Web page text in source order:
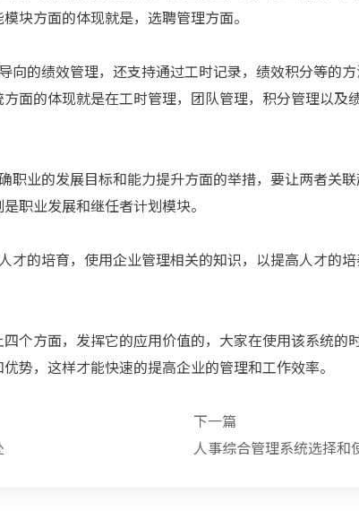
块方面的体现就是，选聘管理方面。
向的绩效管理，还支持通过工时记录，绩效积分等的
面的体现就是在工时管理，团队管理，积分管理以及
职业的发展目标和能力提升方面的举措，要让两者关
职业发展和继任者计划模块。
才的培育，使用企业管理相关的知识，以提高人才的
个方面，发挥它的应用价值的，大家在使用该系统的
势，这样才能快速的提高企业的管理和工作效率。
下一篇
人事综合管理系统选择和